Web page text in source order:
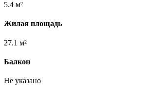
5.4 м²
Жилая площадь
27.1 м²
Балкон
Не указано